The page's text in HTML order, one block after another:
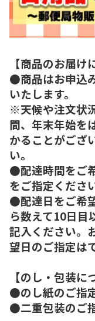
【商品のお届け
●商品はお申込
いたします。
※天候や注文状
間、年末年始を
かることがござ
い。
●配達時間をご
をご指定くださ
●配達日をご希
ら数えて10日目
記入ください。
望日のご指定は
【のし・包装に
●のし紙のご指
●二重包装のご